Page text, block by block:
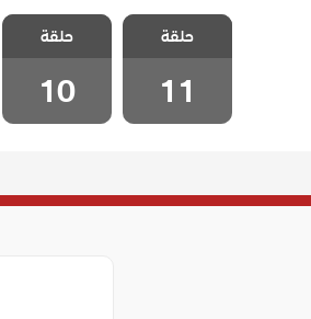
مسلسل اسمه
والاخيرة
حلقة
11
مسلسل اسمه
حب الحلقة 10
حلقة
10